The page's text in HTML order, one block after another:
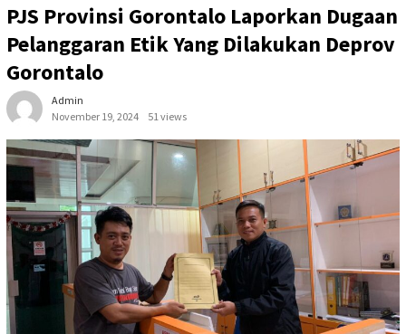
PJS Provinsi Gorontalo Laporkan Dugaan
Pelanggaran Etik Yang Dilakukan Deprov
Gorontalo
Admin
November 19, 2024
51 views